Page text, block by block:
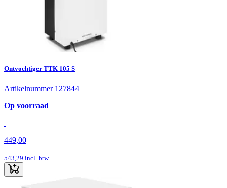
Ontvochtiger TTK 105 S
Artikelnummer 127844
Op voorraad
449,00
543,29 incl. btw